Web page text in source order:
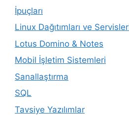
İpuçları
Linux Dağıtımları ve
Lotus Domino & Notes
Mobil İşletim Sistemleri
Sanallaştırma
SQL
Tavsiye Yazılımlar